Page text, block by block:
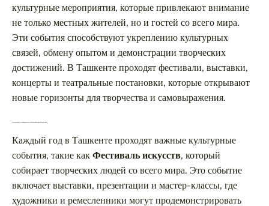
культурные мероприятия, которые привлекают внимание
не только местных жителей, но и гостей со всего мира.
Эти события способствуют укреплению культурных
связей, обмену опытом и демонстрации творческих
достижений. В Ташкенте проходят фестивали, выставки,
концерты и театральные постановки, которые открывают
новые горизонты для творчества и самовыражения.
Фестивали и выставки, привлекающие внимание мировой аудитории
Каждый год в Ташкенте проходят важные культурные
события, такие какФестиваль искусств, который
собирает творческих людей со всего мира. Это событие
включает выставки, презентации и мастер-классы, где
художники и ремесленники могут продемонстрировать